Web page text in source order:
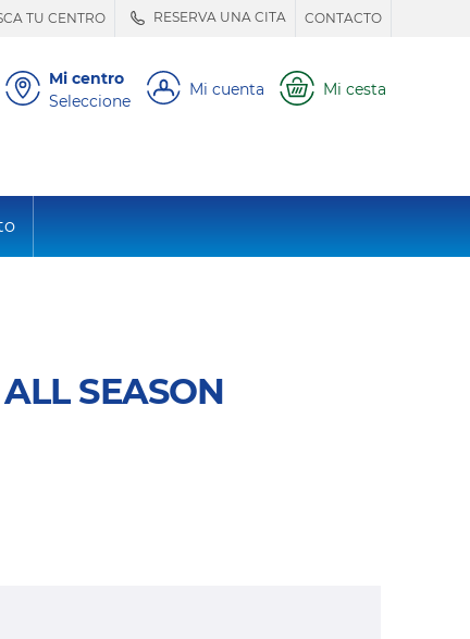
TU CENTRO RESERVA UNA CITA CONTACTO
Mi centro
Seleccione
Mi cuenta Mi cesta
SEASON